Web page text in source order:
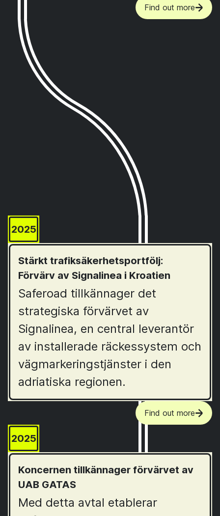
Find out more
2025
Stärkt trafiksäkerhetsportfölj:
Förvärv av Signalinea i Kroatien
Saferoad tillkännager det
strategiska förvärvet av
Signalinea, en central leverantör
av installerade räckessystem och
vägmarkeringstjänster i den
adriatiska regionen.
Find out more
2025
Koncernen tillkännager förvärvet av
UAB GATAS
Med detta avtal etablerar